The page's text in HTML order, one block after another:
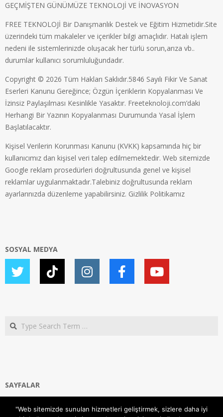
GEÇMİŞTEN GÜNÜMÜZE TEKNOLOJİ VE İNOVASYON
FREE TEKNOLOJİ Bir Danışmanlık Destek ve Eğitim Hizmetidir.Site
üzerindeki tüm makaleler ve içerikler bilgi amaçlıdır. Hatalı işlem
nedeni ile sistemlerinizde oluşacak her türlü sorun,arıza vb..
durumlar kullanıcı sorumluluğundadır.
Copyright © 2026 Tüm Hakları Saklıdır.5846 Sayılı Fikir Ve Sanat
Eserleri Kanunu Gereğince; Özgün İçeriklerin Kopyalanması Ve
İzinsiz Paylaşılması Kesinlikle Yasaktır. Freeteknoloji.com’daki
Herhangi Bir Yazının Kopyalanması Durumunda Yasal İşlem
Başlatılacaktır.
Kişisel Verilerin Korunması Kanunu (KVKK) kapsamında hiç bir
kullanıcımız dan kişisel veri talep edilmemektedir. Web sitemizde
Google reklam prosedürleri doğrultusunda genel ve kişisel
reklamlar uygulanmaktadır.Talebiniz doğrultusunda reklam
ayarlarınızda düzenleme yapabilirsiniz. Gizlilik Politikamız
SOSYAL MEDYA
Search
SAYFALAR
Gizlilik ve Çerezler (Cookies) Politikası
"Web sitemizde sunulan hizmetleri geliştirmek, sizlere daha iyi